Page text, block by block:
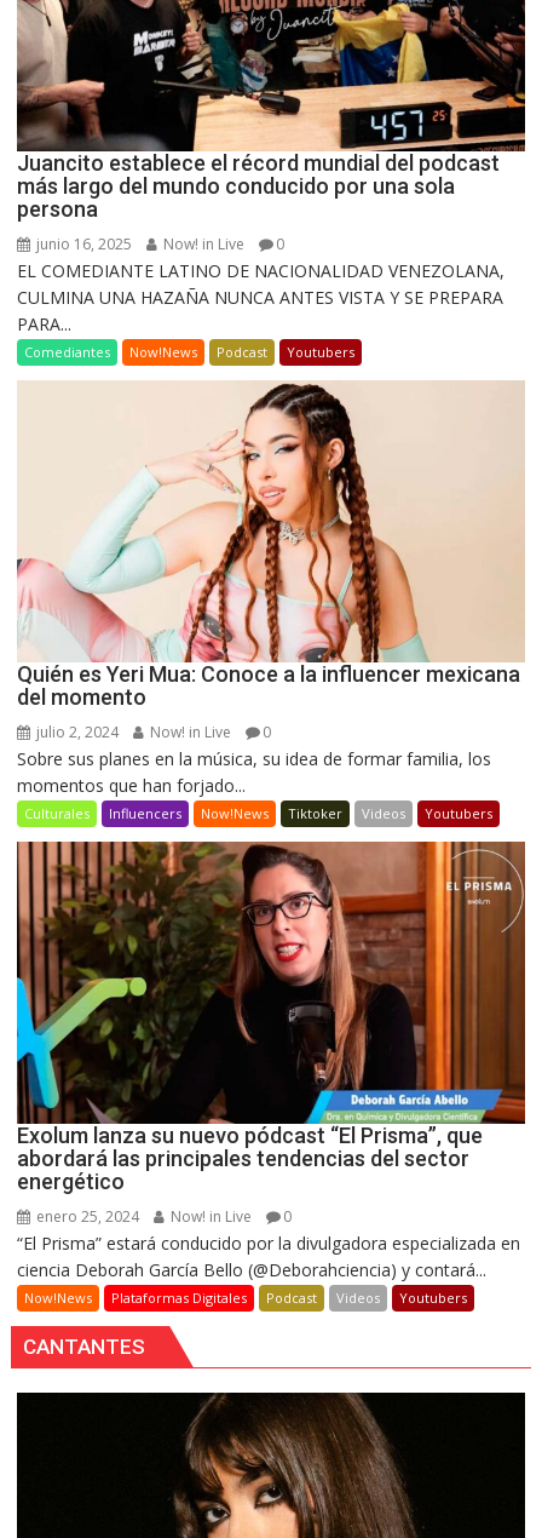
Juancito establece el récord mundial del podcast
más largo del mundo conducido por una sola
persona
junio 16, 2025 Now! in Live 0
EL COMEDIANTE LATINO DE NACIONALIDAD VENEZOLANA,
CULMINA UNA HAZAÑA NUNCA ANTES VISTA Y SE PREPARA
PARA...
Comediantes Now!News Podcast Youtubers
Quién es Yeri Mua: Conoce a la influencer mexicana
del momento
julio 2, 2024 Now! in Live 0
Sobre sus planes en la música, su idea de formar familia, los
momentos que han forjado...
Culturales Influencers Now!News Tiktoker Videos Youtubers
Exolum lanza su nuevo pódcast “El Prisma”, que
abordará las principales tendencias del sector
energético
enero 25, 2024 Now! in Live 0
“El Prisma” estará conducido por la divulgadora especializada en
ciencia Deborah García Bello (@Deborahciencia) y contará...
Now!News Plataformas Digitales Podcast Videos Youtubers
CANTANTES